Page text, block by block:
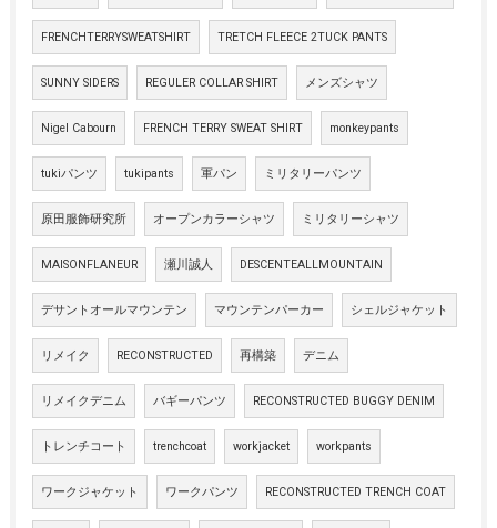
FRENCHTERRYSWEATSHIRT TRETCH FLEECE 2TUCK PANTS
SUNNY SIDERS REGULER COLLAR SHIRT メンズシャツ
Nigel Cabourn FRENCH TERRY SWEAT SHIRT monkeypants
tukiパンツ tukipants 軍パン ミリタリーパンツ
原田服飾研究所 オープンカラーシャツ ミリタリーシャツ
MAISONFLANEUR 瀬川誠人 DESCENTEALLMOUNTAIN
デサントオールマウンテン マウンテンパーカー シェルジャケット
リメイク RECONSTRUCTED 再構築 デニム
リメイクデニム バギーパンツ RECONSTRUCTED BUGGY DENIM
トレンチコート trenchcoat workjacket workpants
ワークジャケット ワークパンツ RECONSTRUCTED TRENCH COAT